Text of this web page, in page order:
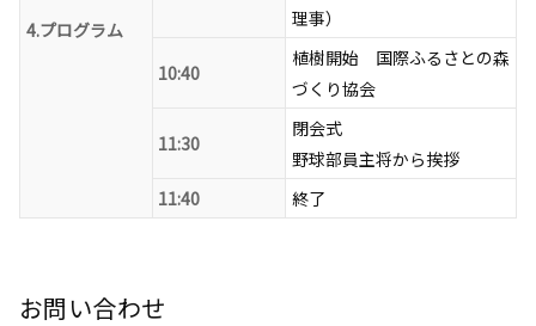
4.プログラム
理事）
10:40
植樹開始 国際ふるさとの森
づくり協会
11:30
閉会式
野球部員主将から挨拶
11:40
終了
お問い合わせ